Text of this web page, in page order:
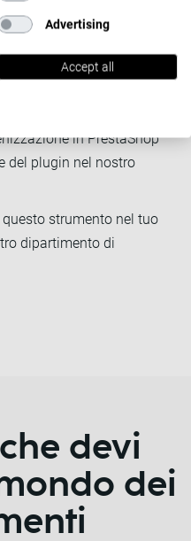
utilizzare la
disponibile sia per la
1.7. Puoi
in PrestaShop
del plugin nel nostro
strumento nel tuo
dipartimento di
devi
dei
Advertising
Accept all